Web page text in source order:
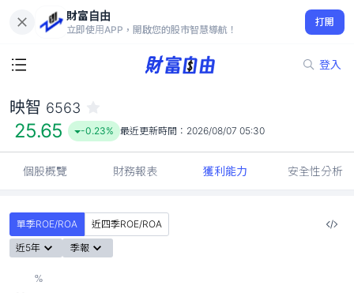
財富自由
立即使用APP，開啟您的股市智慧導航！
打開
登入
25.65
-0.23%
映智 6563
25.65 -0.23% 最近更新時間： 2026/08/07 05:30
個股概覽 財務報表 獲利能力 安全性分析
單季ROE/ROA
近四季ROE/ROA
近5年
季報